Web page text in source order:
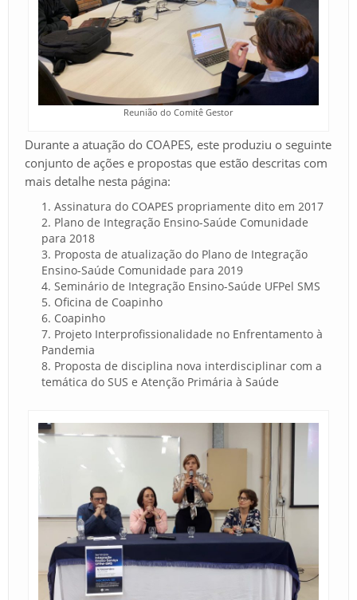
Reunião do Comitê Gestor
Durante a atuação do COAPES, este produziu o seguinte
conjunto de ações e propostas que estão descritas com
mais detalhe nesta página:
Assinatura do COAPES propriamente dito em 2017
Plano de Integração Ensino-Saúde Comunidade
para 2018
Proposta de atualização do Plano de Integração
Ensino-Saúde Comunidade para 2019
Seminário de Integração Ensino-Saúde UFPel SMS
Oficina de Coapinho
Coapinho
Projeto Interprofissionalidade no Enfrentamento à
Pandemia
Proposta de disciplina nova interdisciplinar com a
temática do SUS e Atenção Primária à Saúde